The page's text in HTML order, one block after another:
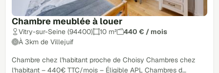
Chambre meublée à louer
Vitry-sur-Seine (94400) 10 m²
440 € / mois
À 3km de Villejuif
Chambre chez l'habitant proche de Choisy Chambres chez
l'habitant – 440€ TTC/mois – Éligible APL Chambres d…